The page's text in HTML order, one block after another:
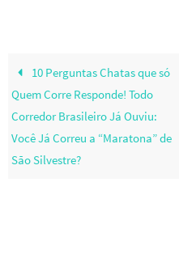
10 Perguntas Chatas que só
Quem Corre Responde! Todo
Corredor Brasileiro Já Ouviu:
Você Já Correu a “Maratona” de
São Silvestre?